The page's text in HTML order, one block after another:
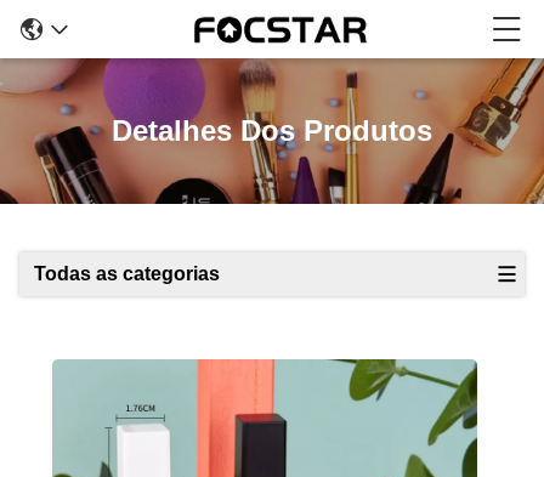
Detalhes Dos Produtos
Todas as categorias